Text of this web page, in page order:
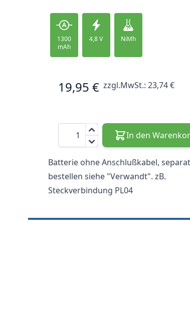
1300
mAh
4,8 V NiMh
19,95 € zzgl.MwSt.: 23,74 €
Menge
In den
Batterie ohne Anschlußkabel, separat
bestellen siehe "Verwandt". zB.
Steckverbindung PL04